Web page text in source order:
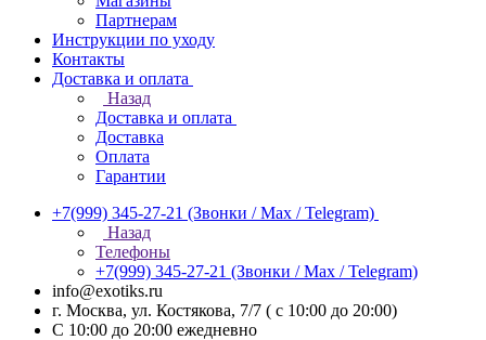
Партнерам
Инструкции по уходу
Контакты
Доставка и оплата
Назад
Доставка и оплата
Доставка
Оплата
Гарантии
+7(999) 345-27-21 (Звонки / Max / Telegram)
Назад
Телефоны
+7(999) 345-27-21 (Звонки / Max / Telegram)
info@exotiks.ru
г. Москва, ул. Костякова, 7/7 ( с 10:00 до 20:00)
С 10:00 до 20:00 ежедневно